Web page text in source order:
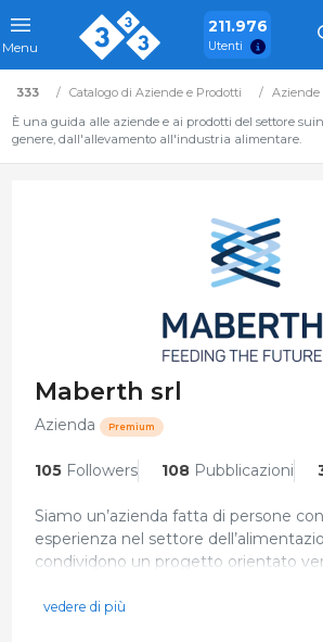
Menu
211.976
Utenti
333 Catalogo di Aziende e Prodotti Aziende
È una guida alle aziende e ai prodotti del settore
genere, dall'allevamento all'industria alimentare.
Maberth srl
Azienda Premium
105Followers 108Pubblicazioni
Siamo un’azienda fatta di persone
esperienza nel settore
condividono un progetto orientato
disposizione i nostri professionisti,
info@maberth.it
vedere di più